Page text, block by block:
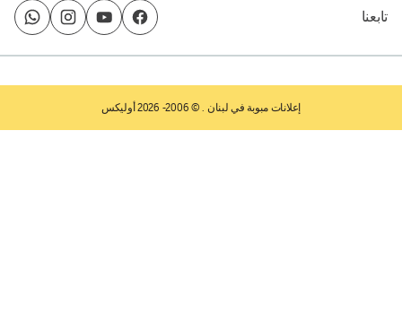
تابعنا
إعلانات مبوبة في لبنان . © 2006- 2026 أوليكس